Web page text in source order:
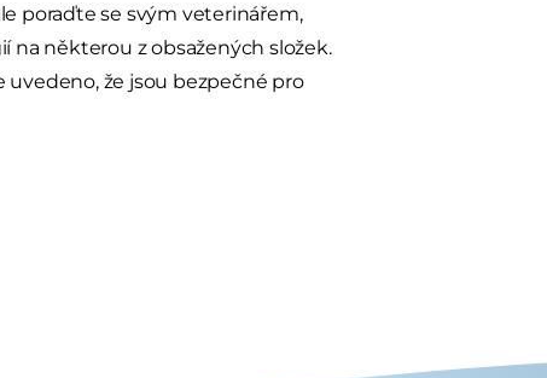
poraďte se svým veterinářem,
na některou z obsažených složek.
že jsou bezpečné pro